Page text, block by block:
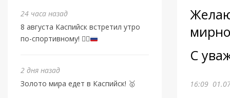
24 часа назад
8 августа Каспийск встретил утро
по-спортивному! 🏃‍♂️
2 дня назад
Золото мира едет в Каспийск! 🥇
С
16:09